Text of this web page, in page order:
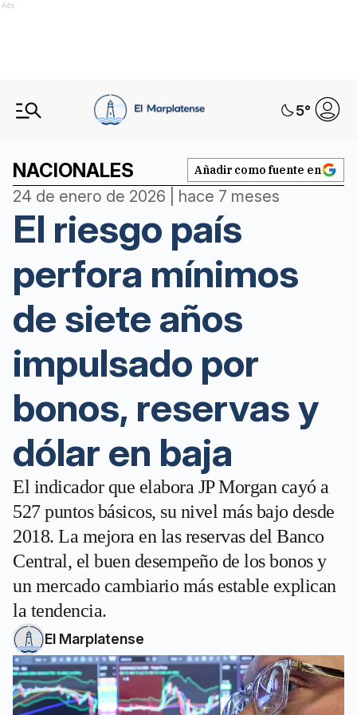
Ads
5°
NACIONALES Añadir como fuente en
24 de enero de 2026 | hace 7 meses
El riesgo país
perfora mínimos
de siete años
impulsado por
bonos, reservas y
dólar en baja
El indicador que elabora JP Morgan cayó a
527 puntos básicos, su nivel más bajo desde
2018. La mejora en las reservas del Banco
Central, el buen desempeño de los bonos y
un mercado cambiario más estable explican
la tendencia.
El Marplatense